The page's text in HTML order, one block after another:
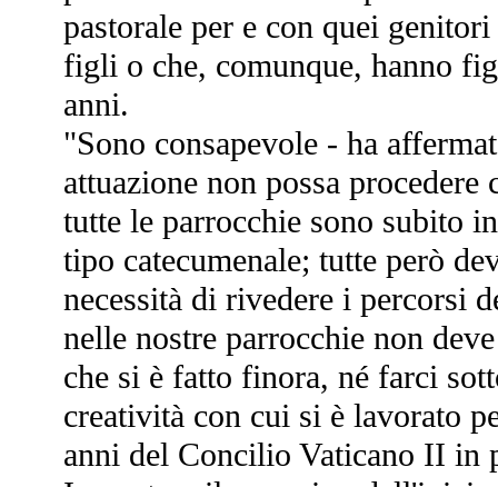
pastorale per e con quei
figli o che, comunque, hanno
anni.
"Sono consapevole - ha
attuazione non possa
tutte le parrocchie sono subito
tipo catecumenale; tutte però
necessità di rivedere i percorsi
nelle nostre parrocchie non
che si è fatto finora, né farci
creatività con cui si è lavorato
anni del Concilio Vaticano II in